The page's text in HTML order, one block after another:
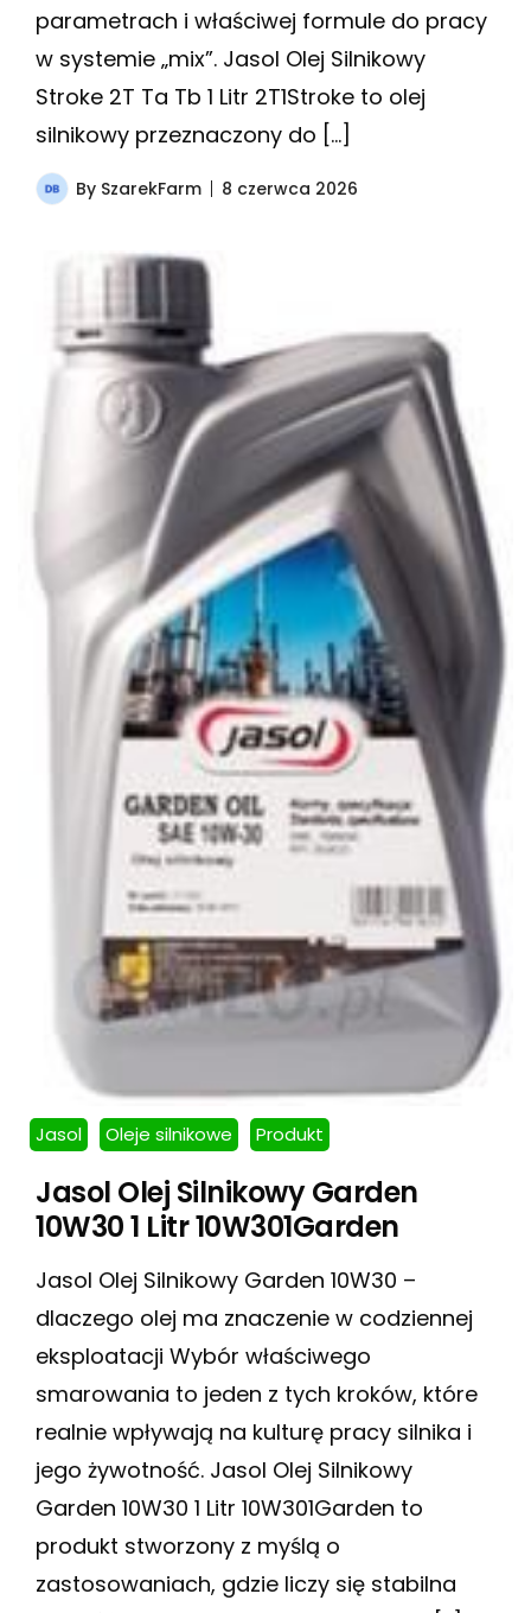
parametrach i właściwej formule do pracy
w systemie „mix”. Jasol Olej Silnikowy
Stroke 2T Ta Tb 1 Litr 2T1Stroke to olej
silnikowy przeznaczony do […]
By SzarekFarm 8 czerwca 2026
Jasol Oleje silnikowe Produkt
Jasol Olej Silnikowy Garden
10W30 1 Litr 10W301Garden
Jasol Olej Silnikowy Garden 10W30 –
dlaczego olej ma znaczenie w codziennej
eksploatacji Wybór właściwego
smarowania to jeden z tych kroków, które
realnie wpływają na kulturę pracy silnika i
jego żywotność. Jasol Olej Silnikowy
Garden 10W30 1 Litr 10W301Garden to
produkt stworzony z myślą o
zastosowaniach, gdzie liczy się stabilna